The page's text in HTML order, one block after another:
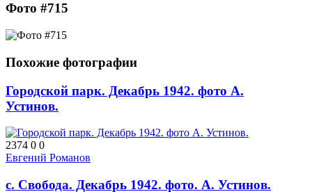
Фото #715
Похожие фотографии
Городской парк. Декабрь 1942. фото А.
Устинов.
2374 0 0
Евгений Романов
с. Свобода. Декабрь 1942. фото. А. Устинов.